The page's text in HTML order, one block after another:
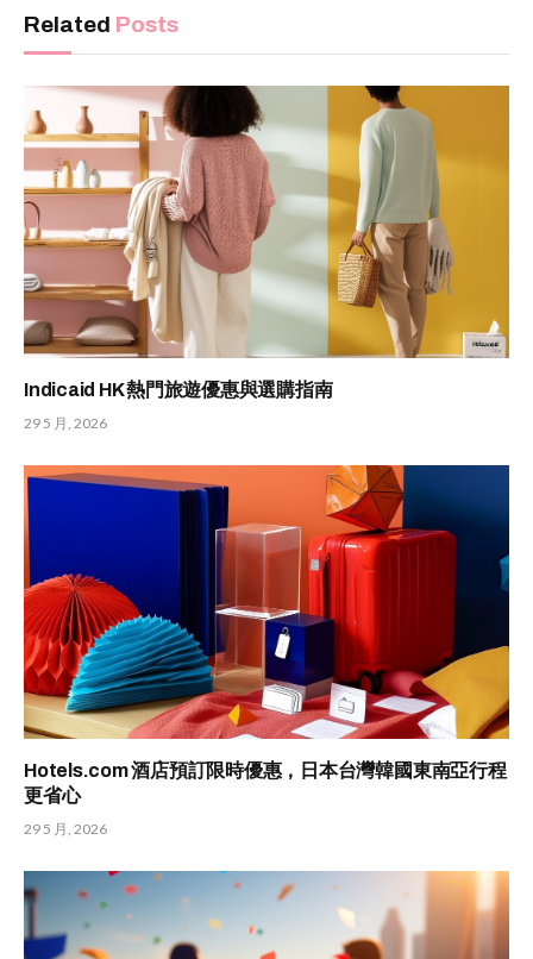
Related Posts
Indicaid HK 熱門旅遊優惠與選購指南
29 5 月, 2026
Hotels.com 酒店預訂限時優惠，日本台灣韓國東南亞行程
更省心
29 5 月, 2026